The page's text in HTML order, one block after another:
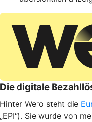
Die digitale
Hinter Wero steht die
„EPI“). Sie wurde von